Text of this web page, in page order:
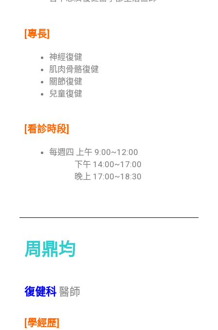
[專長]
神經復健
肌肉骨骼復健
關節復健
兒童復健
[看診時段]
每週四 上午 9:00~12:00
下午 14:00~17:00
晚上 17:00~18:30
周鼎均
復健科 醫師
[學經歷]